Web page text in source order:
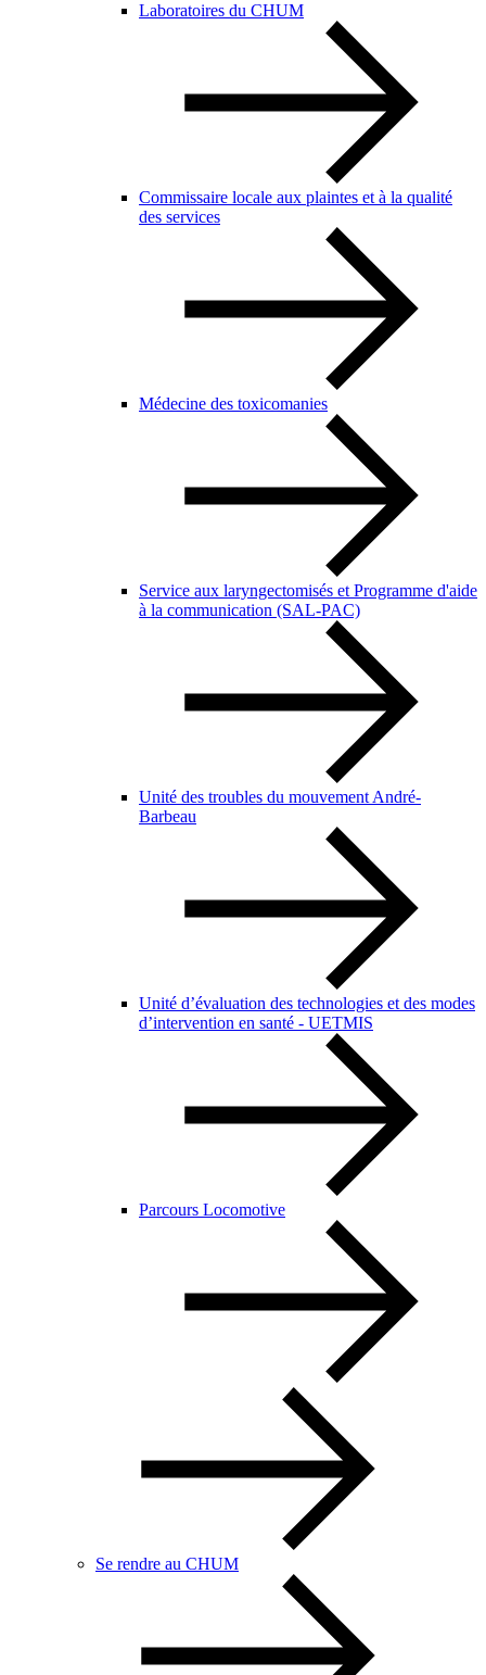
Laboratoires du CHUM
Commissaire locale aux plaintes et à la qualité
des services
Médecine des toxicomanies
Service aux laryngectomisés et Programme d'aide
à la communication (SAL-PAC)
Unité des troubles du mouvement André-
Barbeau
Unité d’évaluation des technologies et des modes
d’intervention en santé - UETMIS
Parcours Locomotive
Se rendre au CHUM